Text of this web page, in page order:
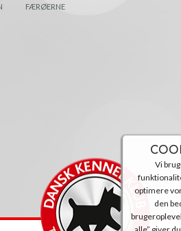
Vi
optimere
den
FÆRØERNE